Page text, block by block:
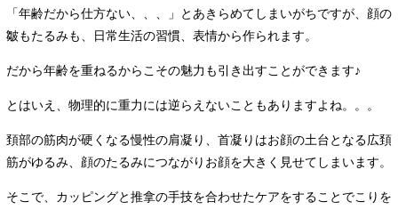
「年齢だから仕方ない、、、」とあきらめてしまいがちですが、顔の
皺もたるみも、日常生活の習慣、表情から作られます。
だから年齢を重ねるからこその魅力も引き出すことができます♪
とはいえ、物理的に重力には逆らえないこともありますよね。。。
頚部の筋肉が硬くなる慢性の肩凝り、首凝りはお顔の土台となる広頚
筋がゆるみ、顔のたるみにつながりお顔を大きく見せてしまいます。
そこで、カッピングと推拿の手技を合わせたケアをすることでこりを